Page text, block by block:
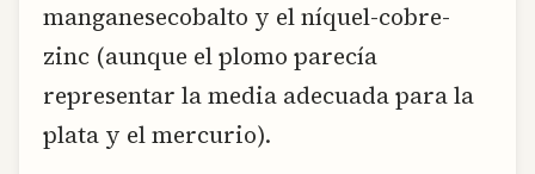
manganesecobalto y el níquel-cobre-
zinc (aunque el plomo parecía
representar la media adecuada para la
plata y el mercurio).